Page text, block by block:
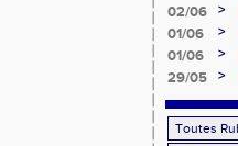
02/06
>
01/06
>
01/06
>
29/05
>